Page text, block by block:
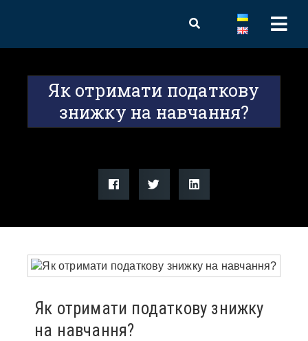
Як отримати податкову
знижку на навчання?
Як отримати податкову знижку
на навчання?